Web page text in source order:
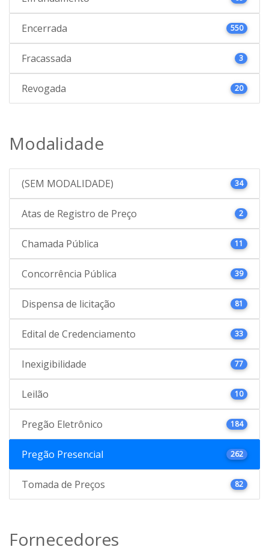
Encerrada 550
Fracassada 3
Revogada 20
Modalidade
(SEM MODALIDADE) 34
Atas de Registro de Preço 2
Chamada Pública 11
Concorrência Pública 39
Dispensa de licitação 81
Edital de Credenciamento 33
Inexigibilidade 77
Leilão 10
Pregão Eletrônico 184
Pregão Presencial 262
Tomada de Preços 82
Fornecedores